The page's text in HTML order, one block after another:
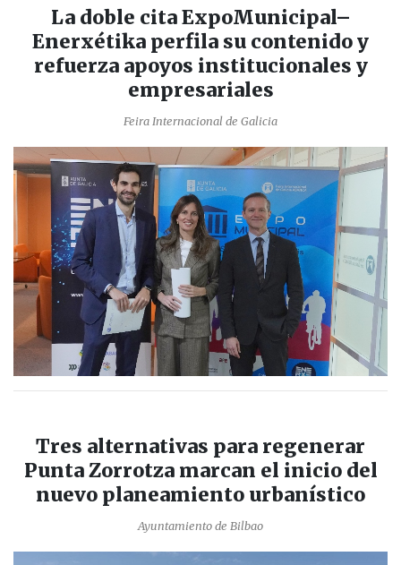
La doble cita ExpoMunicipal–
Enerxétika perfila su contenido y
refuerza apoyos institucionales y
empresariales
Feira Internacional de Galicia
Tres alternativas para regenerar
Punta Zorrotza marcan el inicio del
nuevo planeamiento urbanístico
Ayuntamiento de Bilbao